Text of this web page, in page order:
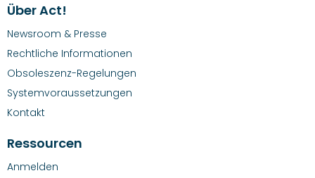
Über Act!
Newsroom & Presse
Rechtliche Informationen
Obsoleszenz-Regelungen
Systemvoraussetzungen
Kontakt
Ressourcen
Anmelden